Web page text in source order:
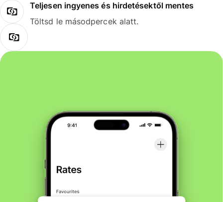
Teljesen ingyenes és hirdetésektől mentes
Töltsd le másodpercek alatt.